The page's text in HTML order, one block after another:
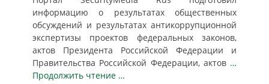
информацию о результатах общественных
обсуждений и результатах антикоррупционной
экспертизы проектов федеральных законов,
актов Президента Российской Федерации и
Правительства Российской Федерации, актов …
Продолжить чтение …